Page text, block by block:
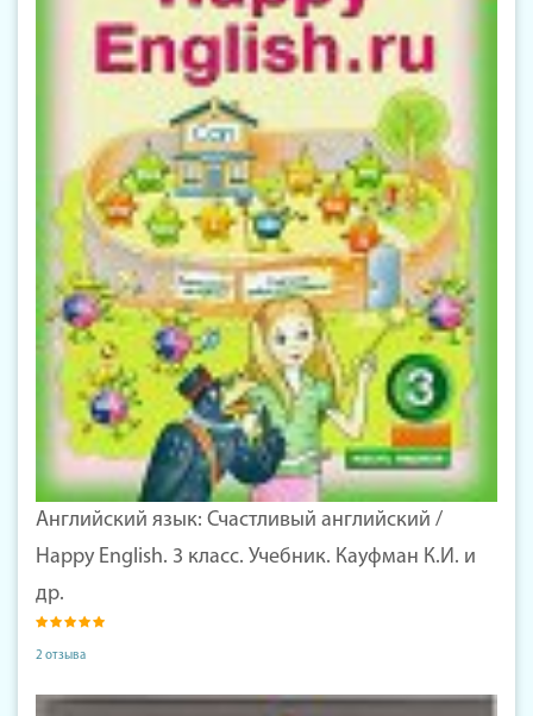
Английский язык: Счастливый английский /
Happy English. 3 класс. Учебник. Кауфман К.И. и
др.
2 отзыва